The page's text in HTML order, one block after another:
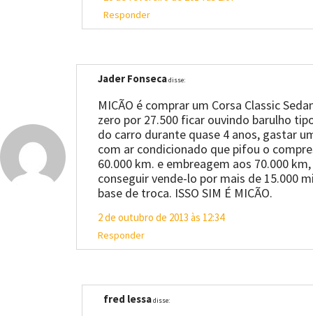
Responder
Jader Fonsecadisse:
MICÃO é comprar um Corsa Classic
zero por 27.500 ficar ouvindo barulho
do carro durante quase 4 anos, gastar
com ar condicionado que pifou o
60.000 km. e embreagem aos 70.000
conseguir vende-lo por mais de 15.000
base de troca. ISSO SIM É MICÃO.
2 de outubro de 2013 às 12:34
Responder
fred lessadisse: